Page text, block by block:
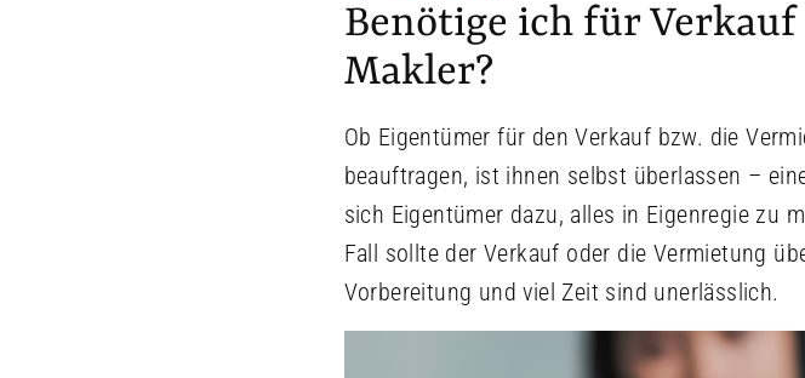
Benötige ich für
Makler?
Ob Eigentümer für den Verkauf bzw. die
beauftragen, ist ihnen selbst überlassen –
sich Eigentümer dazu, alles in Eigenregie zu
Fall sollte der Verkauf oder die Vermietung
Vorbereitung und viel Zeit sind unerlässlich.